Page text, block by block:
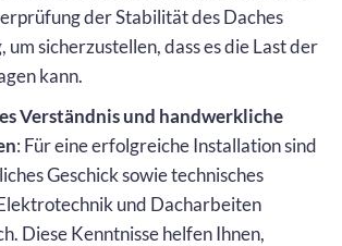
der Stabilität des Daches
um sicherzustellen, dass es die Last der
kann.
Verständnis und handwerkliche
: Für eine erfolgreiche Installation sind
Geschick sowie technisches
und Dacharbeiten
Diese Kenntnisse helfen Ihnen,